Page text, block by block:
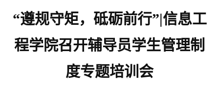
“遵规守矩，砥砺前行”|信息工
程学院召开辅导员学生管理制
度专题培训会